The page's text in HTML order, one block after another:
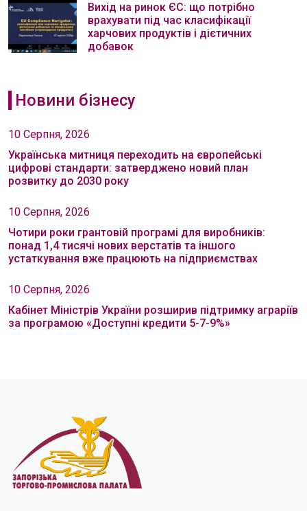
Вихід на ринок ЄС: що потрібно
врахувати під час класифікації
харчових продуктів і дієтичних
добавок
Новини бізнесу
10 Серпня, 2026
Українська митниця переходить на європейські
цифрові стандарти: затверджено новий план
розвитку до 2030 року
10 Серпня, 2026
Чотири роки грантовій програмі для виробників:
понад 1,4 тисячі нових верстатів та іншого
устаткування вже працюють на підприємствах
10 Серпня, 2026
Кабінет Міністрів України розширив підтримку аграріїв
за програмою «Доступні кредити 5-7-9%»